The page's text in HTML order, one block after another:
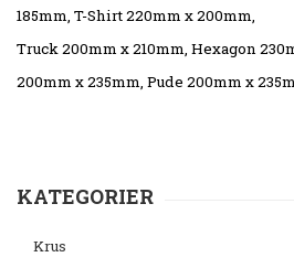
185mm, T-Shirt 220mm x 200mm,
Truck 200mm x 210mm, Hexagon
200mm x 235mm, Pude 200mm x
KATEGORIER
Krus